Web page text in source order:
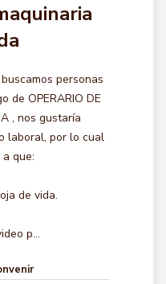
personas
de OPERARIO DE
, nos gustaría
laboral, por lo cual
que:
de vida.
p...